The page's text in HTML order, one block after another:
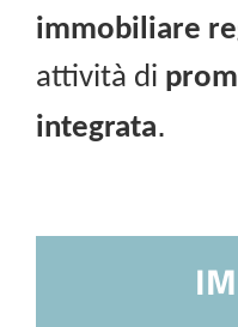
immobiliare
attività di
integrata.